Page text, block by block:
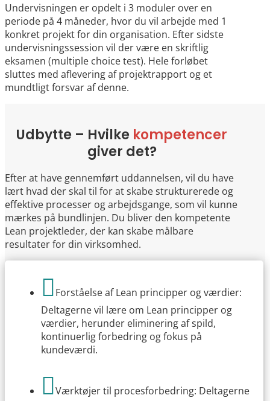
Undervisningen er opdelt i 3 moduler over en
periode på 4 måneder, hvor du vil arbejde med 1
konkret projekt for din organisation. Efter sidste
undervisningssession vil der være en skriftlig
eksamen (multiple choice test). Hele forløbet
sluttes med aflevering af projektrapport og et
mundtligt forsvar af denne.
Udbytte – Hvilke kompetencer
giver det?
Efter at have gennemført uddannelsen, vil du have
lært hvad der skal til for at skabe strukturerede og
effektive processer og arbejdsgange, som vil kunne
mærkes på bundlinjen. Du bliver den kompetente
Lean projektleder, der kan skabe målbare
resultater for din virksomhed.
Forståelse af Lean principper og værdier:
Deltagerne vil lære om Lean principper og
værdier, herunder eliminering af spild,
kontinuerlig forbedring og fokus på
kundeværdi.
Værktøjer til procesforbedring: Deltagerne